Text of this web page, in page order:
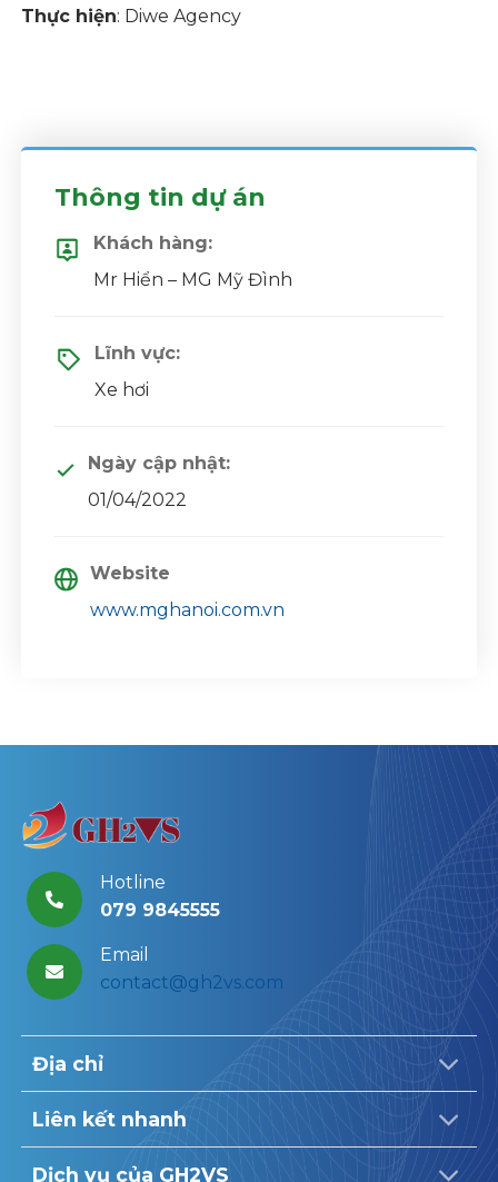
Thực hiện: Diwe Agency
Thông tin dự án
Khách hàng:
Mr Hiển – MG Mỹ Đình
Lĩnh vực:
Xe hơi
Ngày cập nhật:
01/04/2022
Website
www.mghanoi.com.vn
Hotline
079 9845555
Email
contact@gh2vs.com
Địa chỉ
Liên kết nhanh
Dịch vụ của GH2VS